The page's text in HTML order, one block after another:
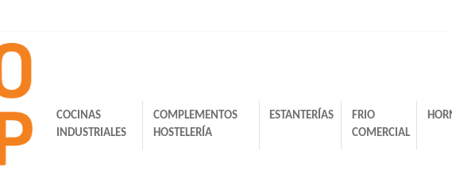
COCINAS
INDUSTRIALES
COMPLEMENTOS
HOSTELERÍA
ESTANTERÍAS
FRIO
COMERCIAL